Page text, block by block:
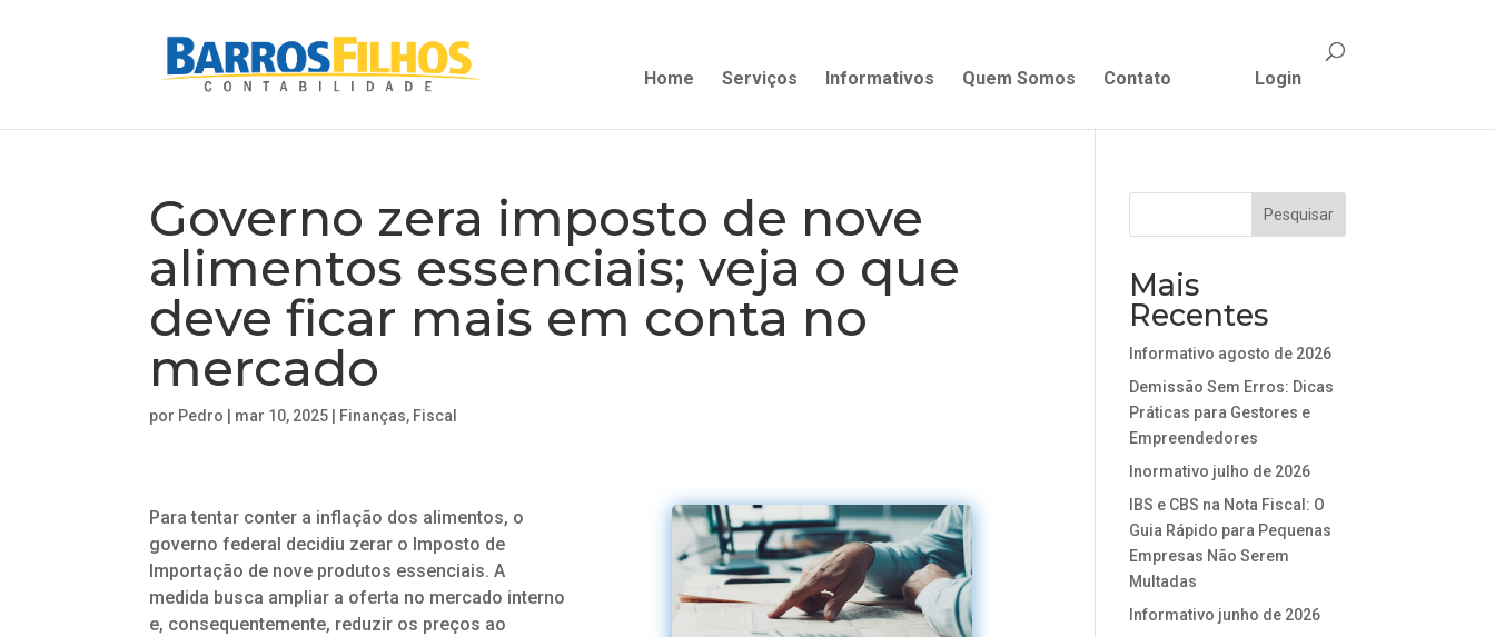
Home Serviços Informativos Quem Somos Contato Login
Governo zera imposto de nove
alimentos essenciais; veja o que
deve ficar mais em conta no
mercado
por Pedro mar 10, 2025 Finanças, Fiscal
Para tentar conter a inflação dos alimentos, o
governo federal decidiu zerar o Imposto de
Importação de nove produtos essenciais. A
medida busca ampliar a oferta no mercado interno
e, consequentemente, reduzir os preços ao
Mais
Recentes
Informativo agosto de 2026
Demissão Sem Erros: Dicas
Práticas para Gestores e
Empreendedores
Inormativo julho de 2026
IBS e CBS na Nota Fiscal: O
Guia Rápido para Pequenas
Empresas Não Serem
Multadas
Informativo junho de 2026